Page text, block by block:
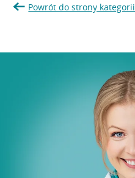
Powrót do strony kategorii